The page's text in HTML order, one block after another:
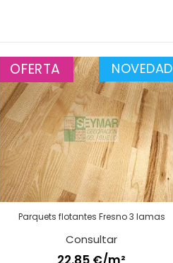
OFERTA NOVEDAD
Parquets flotantes Fresno 3 lamas
Consultar